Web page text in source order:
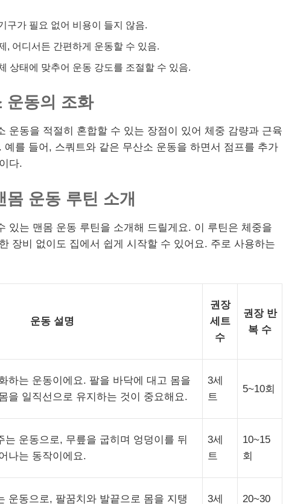
구가 필요 없어 비용이 들지 않음.
, 어디서든 간편하게 운동할 수 있음.
상태에 맞추어 운동 강도를 조절할 수 있음.
운동의 조화
운동을 적절히 혼합할 수 있는 장점이 있어 체중 감량과 근육
예를 들어, 스쿼트와 같은 무산소 운동을 하면서 점프를 추가
다.
몸 운동 루틴 소개
있는 맨몸 운동 루틴을 소개해 드릴게요. 이 루틴은 체중을
장비 없이도 집에서 쉽게 시작할 수 있어요. 주로 사용하는
운동 설명
권장
세트
수
권장 반
복 수
하는 운동이에요. 팔을 바닥에 대고 몸을
을 일직선으로 유지하는 것이 중요해요.
3세
트
5~10회
는 운동으로, 무릎을 굽히며 엉덩이를 뒤
나는 동작이에요.
3세
트
10~15
회
운동으로, 팔꿈치와 발끝으로 몸을 지탱 3세 20~30